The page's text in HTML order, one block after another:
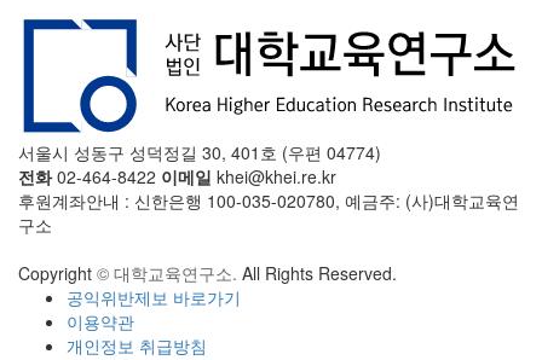
서울시 성동구 성덕정길 30, 401호 (우편 04774)
전화02-464-8422 이메일 khei@khei.re.kr
후원계좌안내 : 신한은행 100-035-020780, 예금주: (사)대학교육연
구소
Copyright © 대학교육연구소. All Rights Reserved.
공익위반제보 바로가기
이용약관
개인정보 취급방침